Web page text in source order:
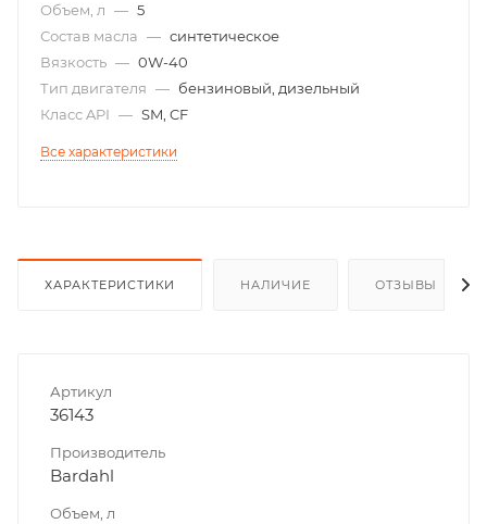
Объем, л — 5
Состав масла — синтетическое
Вязкость — 0W-40
Тип двигателя — бензиновый, дизельный
Класс API — SM, CF
Все характеристики
ХАРАКТЕРИСТИКИ НАЛИЧИЕ ОТЗЫВЫ
Артикул
36143
Производитель
Bardahl
Объем, л